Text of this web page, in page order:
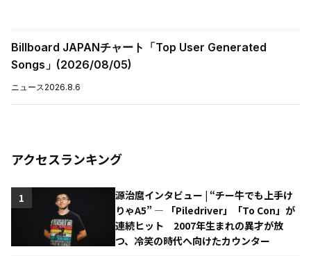
Billboard JAPANチャート「Top User Generated
Songs」(2026/08/05)
ニュース 2026.8.6
アクセスランキング
源治麿インタビュー | “チー牛でも上手け
りゃA5” ― 「Piledriver」「To Con」が
連続ヒット 2007年生まれの異才が放
つ、冷笑の時代へ向けたカウンター
1